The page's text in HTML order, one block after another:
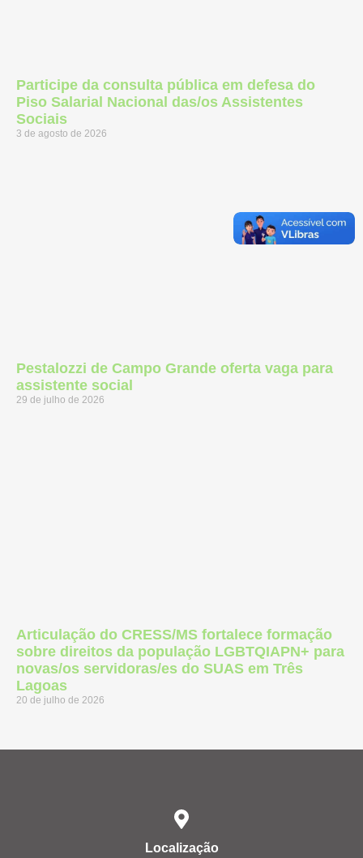
Participe da consulta pública em defesa do
Piso Salarial Nacional das/os Assistentes
Sociais
3 de agosto de 2026
Pestalozzi de Campo Grande oferta vaga para
assistente social
29 de julho de 2026
Articulação do CRESS/MS fortalece formação
sobre direitos da população LGBTQIAPN+ para
novas/os servidoras/es do SUAS em Três
Lagoas
20 de julho de 2026
Localização